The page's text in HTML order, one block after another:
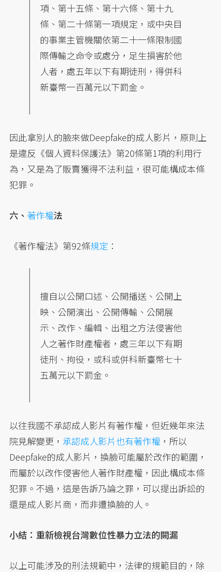
項、第十五條、第十六條、第十九
條、第二十條第一項規定，或中央目
的事業主管機關依第二十一條限制國
際傳輸之命令或處分，足生損害於他
人者，處五年以下有期徒刑，得併科
新臺幣一百萬元以下罰金。
因此拿別人的臉來做Deepfake的成人影片，原則上
是違反《個人資料保護法》第20條第1項的利用行
為，又是為了販賣獲得不法利益，很可能構成本條
犯罪。
六、著作權法
《著作權法》第92條規定 ：
擅自以公開口述、公開播送、公開上
映、公開演出、公開傳輸、公開展
示、改作、編輯、出租之方法侵害他
人之著作財產權者，處三年以下有期
徒刑、拘役，或科或併科新臺幣七十
五萬元以下罰金。
以往我國不承認成人影片有著作權，但近幾年來法
院見解變更， 承認成人影片也有著作權 ，所以
Deepfake的成人影片，換臉可能屬於改作的範圍，
而屬於以改作侵害他人著作財產權，因此構成本條
犯罪。不過，這是告訴乃論之罪，可以提出訴訟的
還是成人影片商，而非遭換臉的人。
小結：重新檢視台灣數位性暴力立法的闕漏
以上可能涉及的刑法規範中，法律的規範目的，除